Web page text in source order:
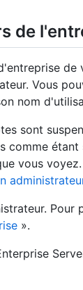
de
Vous
nom
sont
étant
vous
Pour
».